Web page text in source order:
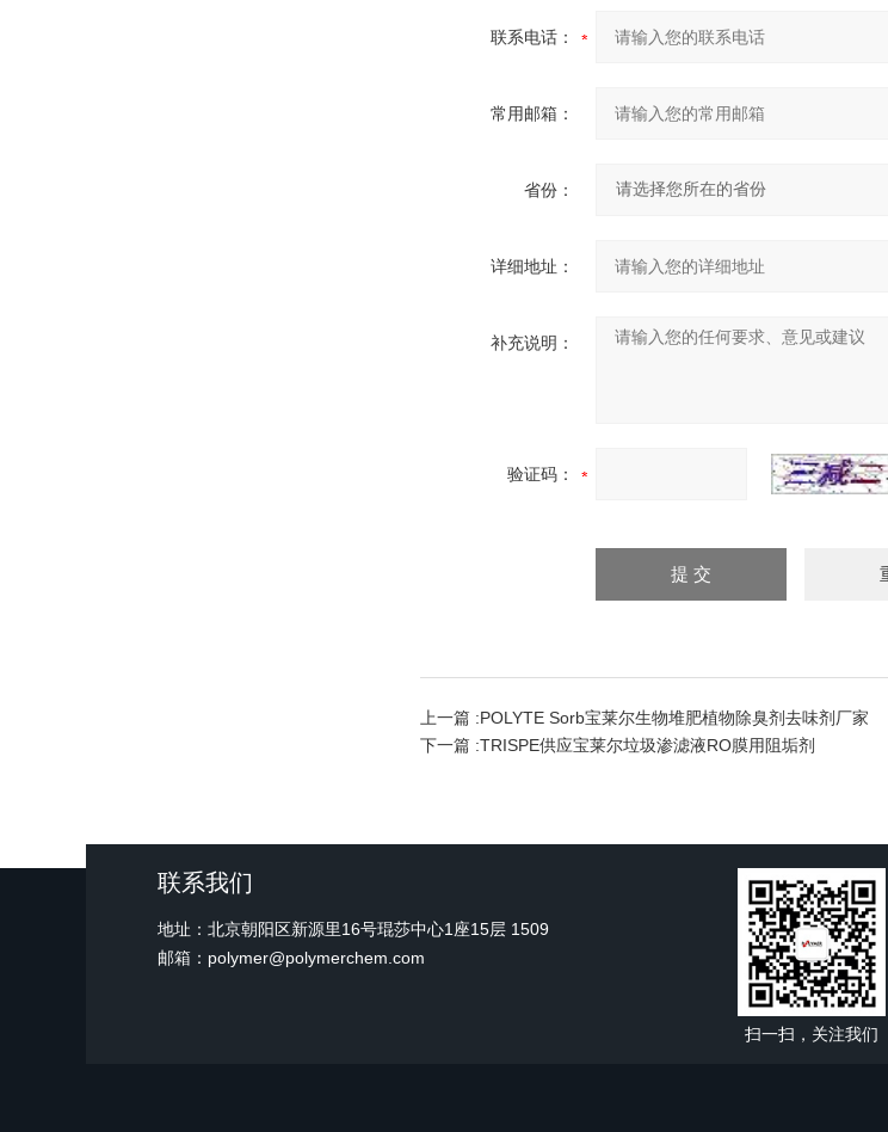
联系电话：
常用邮箱：
省份：
详细地址：
补充说明：
验证码：
上一篇 :POLYTE Sorb宝莱尔生物堆肥植物除臭剂去味剂厂家
下一篇 :TRISPE供应宝莱尔垃圾渗滤液RO膜用阻垢剂
联系我们
地址：北京朝阳区新源里16号琨莎中心1座15层 1509
邮箱：polymer@polymerchem.com
扫一扫，关注我们